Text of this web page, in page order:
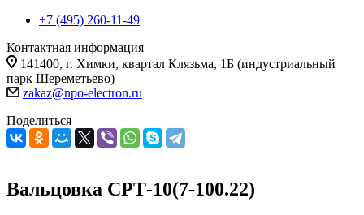
+7 (495) 260-11-49
Контактная информация
141400, г. Химки, квартал Клязьма, 1Б (индустриальный
парк Шереметьево)
zakaz@npo-electron.ru
Поделиться
Вальцовка СРТ-10(7-100.22)